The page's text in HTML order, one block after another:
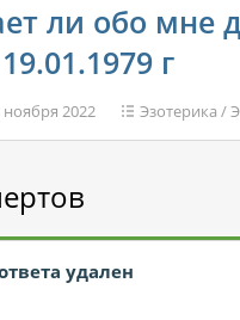
ли обо мне
г
ноября 2022 Эзотерика /
удален